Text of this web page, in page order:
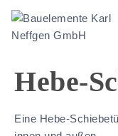
Hebe-
Eine Hebe-